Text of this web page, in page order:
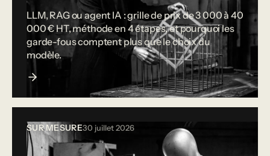
LLM, RAG ou agent IA : grille de prix de 3 000 à 40
000 € HT, méthode en 4 étapes, et pourquoi les
garde-fous comptent plus que le choix du
modèle.
SUR MESURE30 juillet 2026